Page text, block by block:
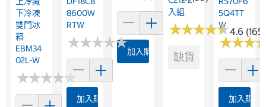
下冷凍
雙門冰
箱
EBM34
02L-W
★★★★★
★★★★★
8600W
RTW
★★★★★
★★★★★
加入購物車
加入購物車
入組
★★★★★
★★★★★4.6 (165)
缺貨
5Q4TT
W
★★★
★★★
加入購物